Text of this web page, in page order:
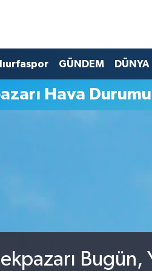
GÜNDEM DÜNYA
Hava Durumu
Bugün,